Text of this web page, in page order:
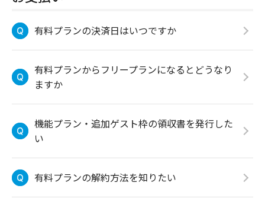
有料プランの決済日はいつですか
有料プランからフリープランになるとどうなり
ますか
機能プラン・追加ゲスト枠の領収書を発行した
い
有料プランの解約方法を知りたい